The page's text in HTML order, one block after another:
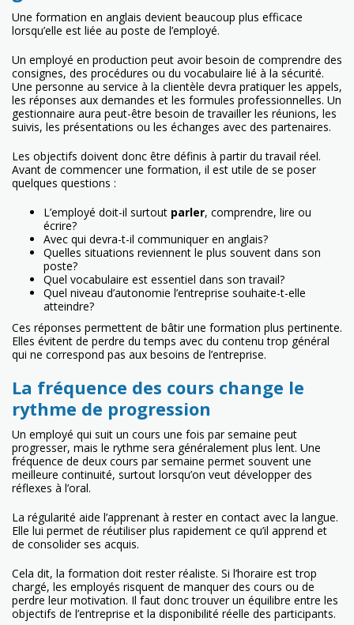
Une formation en anglais devient beaucoup plus efficace
lorsqu’elle est liée au poste de l’employé.
Un employé en production peut avoir besoin de comprendre des
consignes, des procédures ou du vocabulaire lié à la sécurité.
Une personne au service à la clientèle devra pratiquer les appels,
les réponses aux demandes et les formules professionnelles. Un
gestionnaire aura peut-être besoin de travailler les réunions, les
suivis, les présentations ou les échanges avec des partenaires.
Les objectifs doivent donc être définis à partir du travail réel.
Avant de commencer une formation, il est utile de se poser
quelques questions :
L’employé doit-il surtout parler, comprendre, lire ou
écrire?
Avec qui devra-t-il communiquer en anglais?
Quelles situations reviennent le plus souvent dans son
poste?
Quel vocabulaire est essentiel dans son travail?
Quel niveau d’autonomie l’entreprise souhaite-t-elle
atteindre?
Ces réponses permettent de bâtir une formation plus pertinente.
Elles évitent de perdre du temps avec du contenu trop général
qui ne correspond pas aux besoins de l’entreprise.
La fréquence des cours change le
rythme de progression
Un employé qui suit un cours une fois par semaine peut
progresser, mais le rythme sera généralement plus lent. Une
fréquence de deux cours par semaine permet souvent une
meilleure continuité, surtout lorsqu’on veut développer des
réflexes à l’oral.
La régularité aide l’apprenant à rester en contact avec la langue.
Elle lui permet de réutiliser plus rapidement ce qu’il apprend et
de consolider ses acquis.
Cela dit, la formation doit rester réaliste. Si l’horaire est trop
chargé, les employés risquent de manquer des cours ou de
perdre leur motivation. Il faut donc trouver un équilibre entre les
objectifs de l’entreprise et la disponibilité réelle des participants.